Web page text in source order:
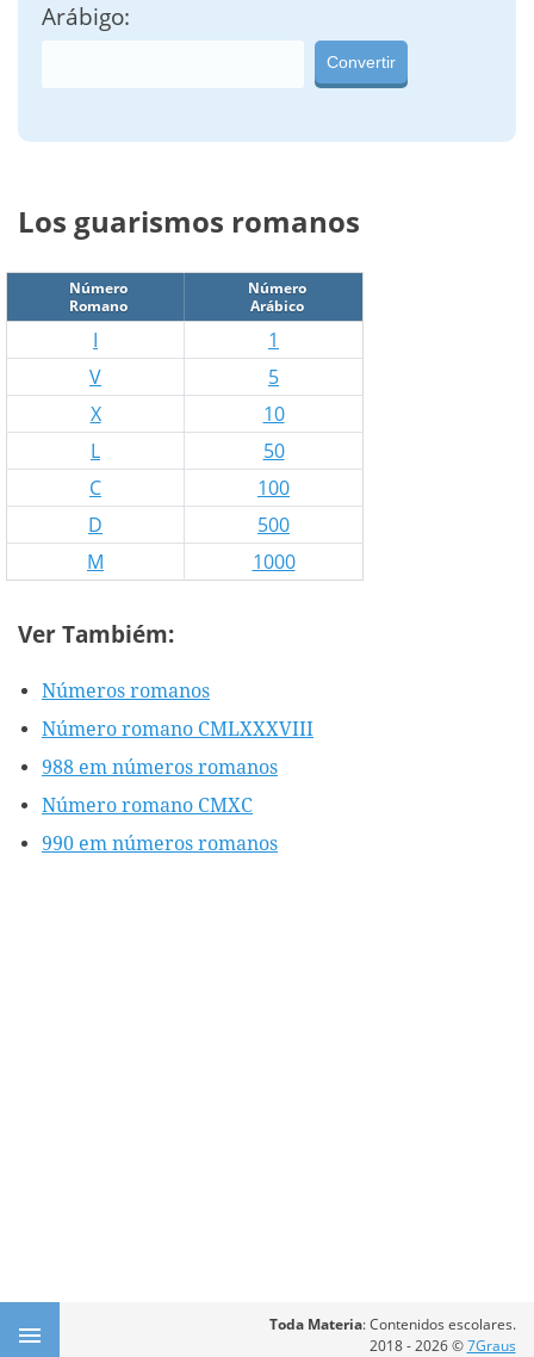
Arábigo:
Convertir
Los guarismos romanos
Número
Romano
Número
Arábico
I
1
V
5
X
10
L
50
C
100
D
500
M
1000
Ver Tambiém:
Números romanos
Número romano CMLXXXVIII
988 em números romanos
Número romano CMXC
990 em números romanos
Toda Materia: Contenidos escolares.
2018 - 2026 ©7Graus